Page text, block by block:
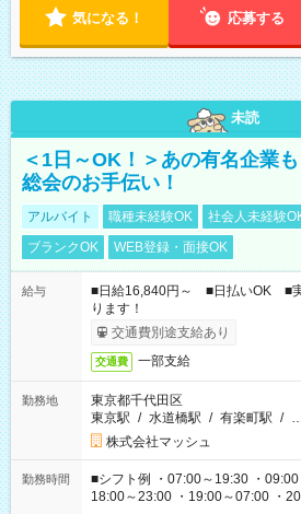
気になる！ 応募する
未読
＜1日～OK！＞あの有名企業
総会のお手伝い！
アルバイト 職種未経験OK 社会人未経験
ブランクOK
WEB登録・面接OK
給与
■日給16,840円～ ■日払いOK ■
ります！
交通費別途支給あり
交通費 一部支給
勤務地
東京都千代田区
東京駅 / 水道橋駅 / 有楽町駅 /
株式会社マッシュ
勤務時間
■シフト例 ・07:00～19:30 ・
18:00～23:00 ・19:00～07:00 ・